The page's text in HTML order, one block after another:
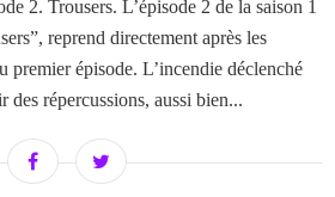
2. Trousers. L’épisode 2 de la saison 1
reprend directement après les
premier épisode. L’incendie déclenché
des répercussions, aussi bien...